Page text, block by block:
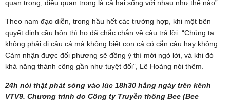
quan trọng, điều quan trọng là cả hai sống với nhau như thế nào”.
Theo nam đạo diễn, trong hầu hết các trường hợp, khi một bên
quyết định cầu hôn thì họ đã chắc chắn về câu trả lời. “Chúng ta
không phải đi câu cá mà không biết con cá có cắn câu hay không.
Cảm nhận được đối phương sẽ đồng ý thì mới ngỏ lời, và khi đó
khả năng thành công gần như tuyệt đối”, Lê Hoàng nói thêm.
24h nói thật phát sóng vào lúc 18h30 hằng ngày trên kênh
VTV9. Chương trình do Công ty Truyền thông Bee (Bee